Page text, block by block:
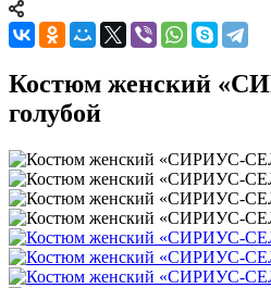
Костюм женский
голубой